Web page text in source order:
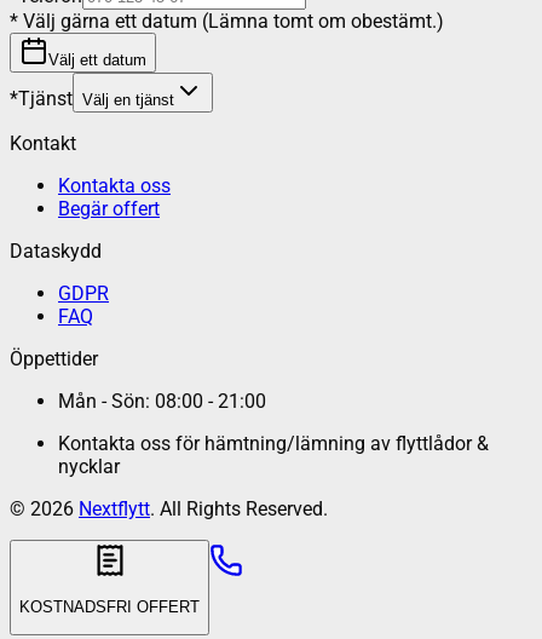
* Välj gärna ett datum (Lämna tomt om obestämt.)
Välj ett datum
*Tjänst Välj en tjänst
Kontakt
Kontakta oss
Begär offert
Dataskydd
GDPR
FAQ
Öppettider
Mån - Sön: 08:00 - 21:00
Kontakta oss för hämtning/lämning av flyttlådor &
nycklar
© 2026 Nextflytt. All Rights Reserved.
KOSTNADSFRI OFFERT